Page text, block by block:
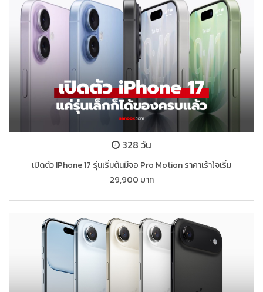
328 วัน
เปิดตัว IPhone 17 รุ่นเริ่มต้นมีจอ Pro Motion ราคาเร้าใจเริ่ม
29,900 บาท